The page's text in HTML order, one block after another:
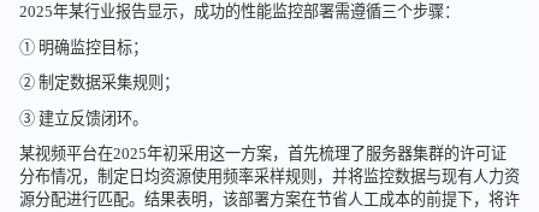
2025年某行业报告显示，成功的性能监控部署需遵循三个步骤：
① 明确监控目标；
② 制定数据采集规则；
③ 建立反馈闭环。
某视频平台在2025年初采用这一方案，首先梳理了服务器集群的许可证
分布情况，制定日均资源使用频率采样规则，并将监控数据与现有人力资
源分配进行匹配。结果表明，该部署方案在节省人工成本的前提下，将许